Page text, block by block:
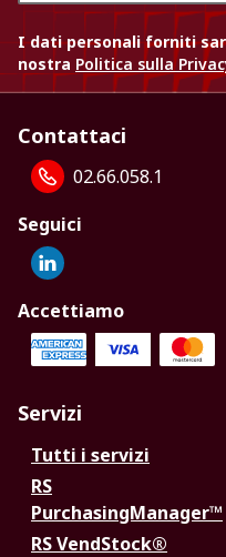
I dati personali forniti
nostra Politica sulla
Contattaci
02.66.058.1
Seguici
Accettiamo
Servizi
Tutti i servizi
RS
PurchasingManager™
RS VendStock®